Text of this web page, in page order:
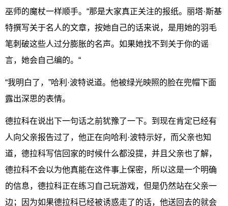
巫师的魔杖一样顺手。“那是大家真正关注的报纸。丽塔·斯基
特撰写关于名人的文章，按她自己的话来说，是用她的羽毛
笔刺破这些人过分膨胀的名声。如果她找不到关于你的谣
言，她会自己编的。“
“我明白了，”哈利·波特说道。他被绿光映照的脸在兜帽下面
露出深思的表情。
德拉科在说出下一句话之前犹豫了一下。到现在肯定已经有
人向父亲报告过了，他正在向哈利·波特示好，而父亲也知
道，德拉科写信回家的时候什么都没提，并且父亲也了解，
德拉科不会以为他真能在这件事上保密，所以这是一个明确
的信息，德拉科正在练习自己玩游戏，但是仍然站在父亲一
边；因为如果德拉科已经被诱惑走了的话，他送回去的就会